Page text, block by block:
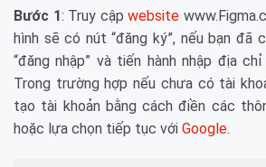
Bước 1: Truy cậpwebsite
hình sẽ có nút “đăng ký”, nếu bạn đã
“đăng nhập” và tiến hành nhập địa
Trong trường hợp nếu chưa có tài
tạo tài khoản bằng cách điền các
hoặc lựa chọn tiếp tục với Google.